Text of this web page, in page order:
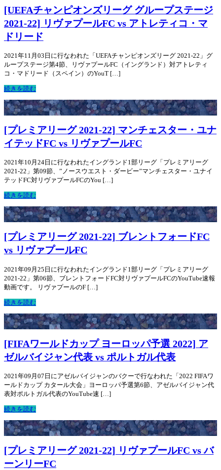
[UEFAチャンピオンズリーグ グループステージ
2021-22] リヴァプールFC vs アトレティコ・マ
ドリード
2021年11月03日に行なわれた「UEFAチャンピオンズリーグ 2021-22」グ
ループステージ第4節、リヴァプールFC（イングランド）対アトレティ
コ・マドリード（スペイン）のYouT […]
続きを読む
[プレミアリーグ 2021-22] マンチェスター・ユナ
イテッドFC vs リヴァプールFC
2021年10月24日に行なわれたイングランド1部リーグ「プレミアリーグ
2021-22」第09節、”ノースウエスト・ダービー”マンチェスター・ユナイ
テッドFC対リヴァプールFCのYou […]
続きを読む
[プレミアリーグ 2021-22] ブレントフォードFC
vs リヴァプールFC
2021年09月25日に行なわれたイングランド1部リーグ「プレミアリーグ
2021-22」第06節、ブレントフォードFC対リヴァプールFCのYouTube速報
動画です。 リヴァプールのF […]
続きを読む
[FIFAワールドカップ ヨーロッパ予選 2022] ア
ゼルバイジャン代表 vs ポルトガル代表
2021年09月07日にアゼルバイジャンのバクーで行なわれた「2022 FIFAワ
ールドカップ カタール大会」ヨーロッパ予選第6節、アゼルバイジャン代
表対ポルトガル代表のYouTube速 […]
続きを読む
[プレミアリーグ 2021-22] リヴァプールFC vs バ
ーンリーFC